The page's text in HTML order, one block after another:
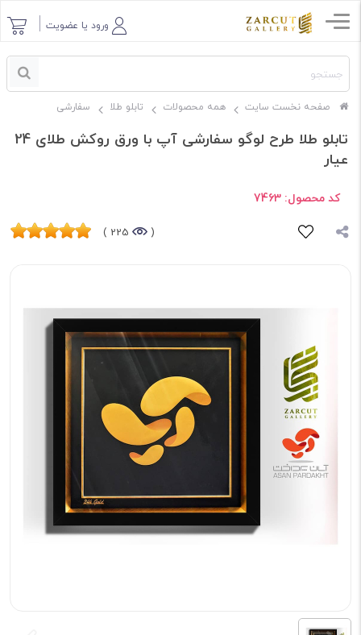
ورود یا عضویت
صفحه نخست سایت همه محصولات تابلو طلا سفارشی
تابلو طلا طرح لوگو‌ سفارشی آپ با ورق روکش طلای 24
عیار
کد محصول: 7463
(
225 )